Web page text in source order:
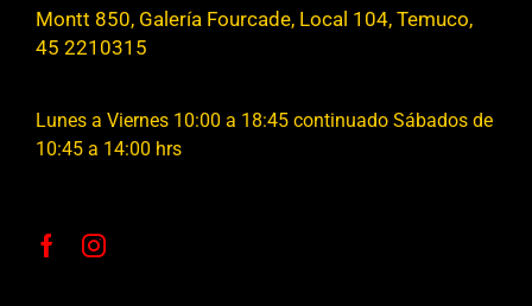
Montt 850, Galería Fourcade, Local 104, Temuco,
45 2210315
Lunes a Viernes 10:00 a 18:45 continuado Sábados de
10:45 a 14:00 hrs